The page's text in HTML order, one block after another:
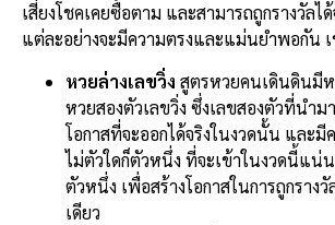
เสี่ยงโชคเคยซื้อตาม และสามารถถูกรางวัลไ
แต่ละอย่างจะมีความตรงและแม่นยำพอกัน
หวยล่างเลขวิ่ง สูตรหวยคนเดินดินมี
หวยสองตัวเลขวิ่ง ซึ่งเลขสองตัวที่นำ
โอกาสที่จะออกได้จริงในงวดนั้น และมี
ไม่ตัวใดก็ตัวหนึ่ง ที่จะเข้าในงวดนี้แน่น
ตัวหนึ่ง เพื่อสร้างโอกาสในการถูกรางวั
เดียว